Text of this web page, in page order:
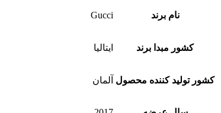
نام برند Gucci
کشور مبدا برند ایتالیا
کشور تولید کننده محصول آلمان